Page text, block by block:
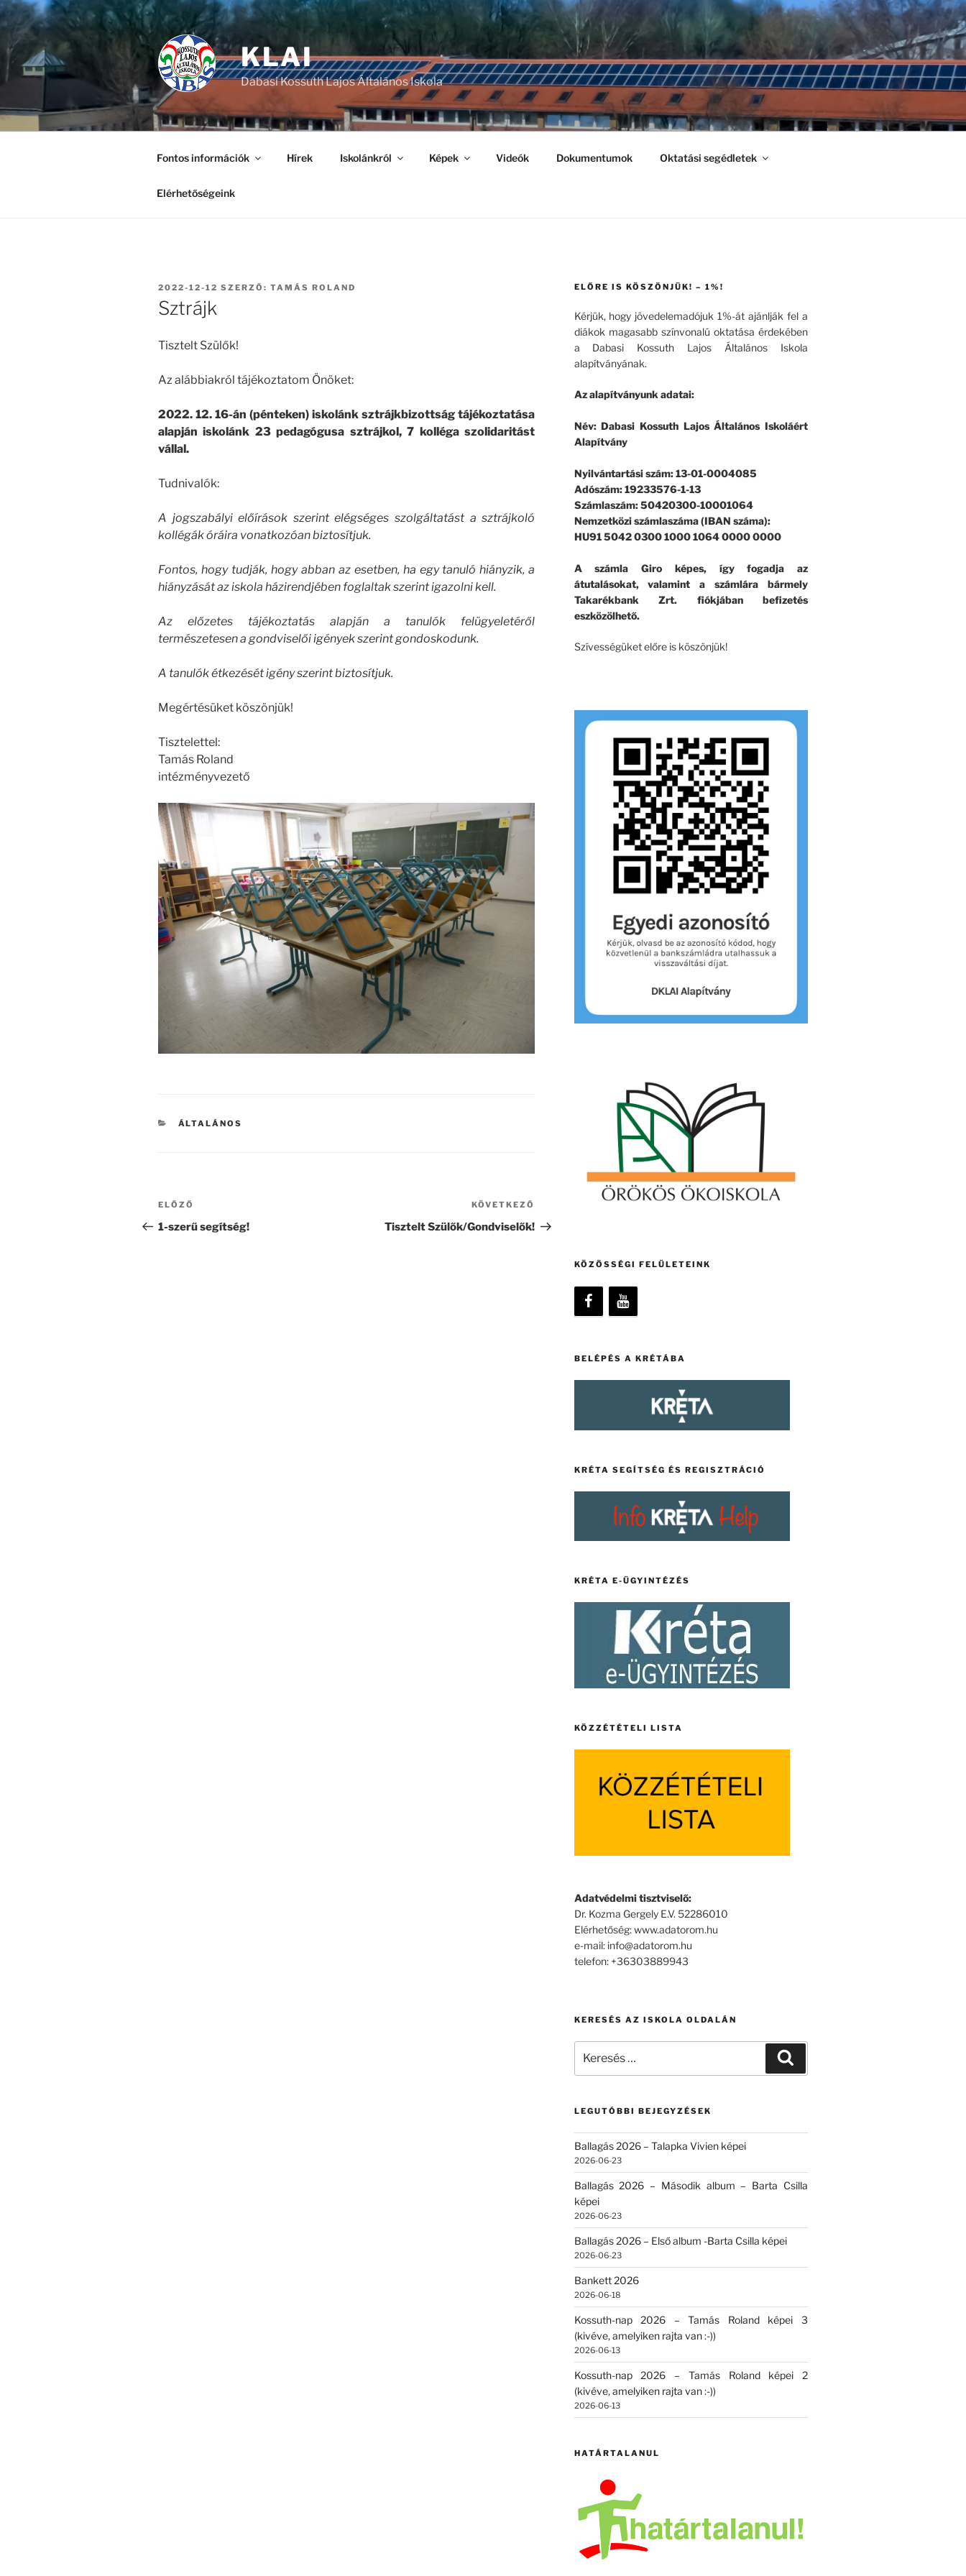
Tartalomhoz
KLAI
Dabasi Kossuth Lajos Általános Iskola
Fontos információk Hírek Iskolánkról Képek Videók Dokumentumok Oktatási segédletek
Elérhetőségeink
BEKÜLDVE:
2022-12-12 SZERZŐ: TAMÁS ROLAND
Sztrájk
Tisztelt Szülők!
Az alábbiakról tájékoztatom Önöket:
2022. 12. 16-án (pénteken) iskolánk sztrájkbizottság tájékoztatása
alapján iskolánk 23 pedagógusa sztrájkol, 7 kolléga szolidaritást
vállal.
Tudnivalók:
A jogszabályi előírások szerint elégséges szolgáltatást a sztrájkoló
kollégák óráira vonatkozóan biztosítjuk.
Fontos, hogy tudják, hogy abban az esetben, ha egy tanuló hiányzik, a
hiányzását az iskola házirendjében foglaltak szerint igazolni kell.
Az előzetes tájékoztatás alapján a tanulók felügyeletéről
természetesen a gondviselői igények szerint gondoskodunk.
A tanulók étkezését igény szerint biztosítjuk.
Megértésüket köszönjük!
Tisztelettel:
Tamás Roland
intézményvezető
KATEGÓRIÁK
ÁLTALÁNOS
Bejegyzés
navigáció
Korábbi
bejegyzés
ELŐZŐ
1-szerű segítség!
bejegyzés
KÖVETKEZŐ
Tisztelt Szülők/Gondviselők!
ELŐRE IS KÖSZÖNJÜK! – 1%!
Kérjük, hogy jövedelemadójuk 1%-át ajánlják fel a
diákok magasabb színvonalú oktatása érdekében
a Dabasi Kossuth Lajos Általános Iskola
alapítványának.
Az alapítványunk adatai:
Név: Dabasi Kossuth Lajos Általános Iskoláért
Alapítvány
Nyilvántartási szám: 13-01-0004085
Adószám: 19233576-1-13
Számlaszám: 50420300-10001064
Nemzetközi számlaszáma (IBAN száma):
HU91 5042 0300 1000 1064 0000 0000
A számla Giro képes, így fogadja az
átutalásokat, valamint a számlára bármely
Takarékbank Zrt. fiókjában befizetés
eszközölhető.
Szívességüket előre is köszönjük!
KÖZÖSSÉGI FELÜLETEINK
BELÉPÉS A KRÉTÁBA
KRÉTA SEGÍTSÉG ÉS REGISZTRÁCIÓ
KRÉTA E-ÜGYINTÉZÉS
KÖZZÉTÉTELI LISTA
Adatvédelmi tisztviselő:
Dr. Kozma Gergely E.V. 52286010
Elérhetőség: www.adatorom.hu
e-mail: info@adatorom.hu
telefon: +36303889943
KERESÉS AZ ISKOLA OLDALÁN
következő
LEGUTÓBBI BEJEGYZÉSEK
Ballagás 2026 – Talapka Vivien képei
2026-06-23
Ballagás 2026 – Második album – Barta Csilla
képei
2026-06-23
Ballagás 2026 – Első album -Barta Csilla képei
2026-06-23
Bankett 2026
2026-06-18
Kossuth-nap 2026 – Tamás Roland képei 3
(kivéve, amelyiken rajta van :-))
2026-06-13
Kossuth-nap 2026 – Tamás Roland képei 2
(kivéve, amelyiken rajta van :-))
2026-06-13
HATÁRTALANUL